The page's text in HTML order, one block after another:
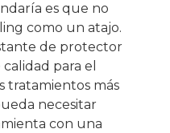
es que no
como un atajo.
de protector
para el
tratamientos más
necesitar
con una